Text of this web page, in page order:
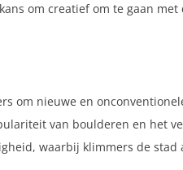
om creatief om te gaan
om nieuwe en
van boulderen en het
waarbij klimmers de